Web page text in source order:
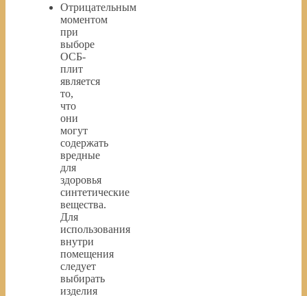
Отрицательным
моментом
при
выборе
ОСБ-
плит
является
то,
что
они
могут
содержать
вредные
для
здоровья
синтетические
вещества.
Для
использования
внутри
помещения
следует
выбирать
изделия